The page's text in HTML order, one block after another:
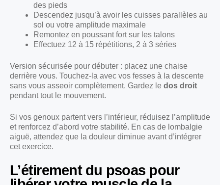
des pieds
Descendez jusqu’à avoir les cuisses parallèles au
sol ou votre amplitude maximale
Remontez en poussant fort sur les talons
Effectuez 12 à 15 répétitions, 2 à 3 séries
Version sécurisée pour débuter : placez une chaise
derrière vous. Touchez-la avec vos fesses à la descente
sans vous asseoir complètement. Gardez le dos droit
pendant tout le mouvement.
Si vos genoux partent vers l’intérieur, réduisez l’amplitude
et renforcez d’abord votre stabilité. En cas de lombalgie
aiguë, attendez que la douleur diminue avant d’intégrer
cet exercice.
L’étirement du psoas pour